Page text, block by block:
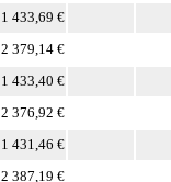
1 433,69 €
2 379,14 €
1 433,40 €
2 376,92 €
1 431,46 €
2 387,19 €